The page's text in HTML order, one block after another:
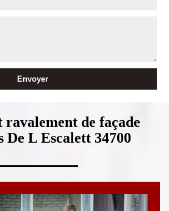
ravalement de façade
De L Escalett 34700